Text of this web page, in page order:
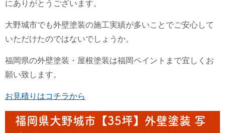
にありがとうございます。
大野城市でも外壁塗装の施工実績が多いことでご安心して
いただけたのではないでしょうか。
福岡県の外壁塗装・屋根塗装は福岡ペイントまで宜しくお
願い致します。
お見積りはコチラから
福岡県大野城市【35坪】外壁塗装 写